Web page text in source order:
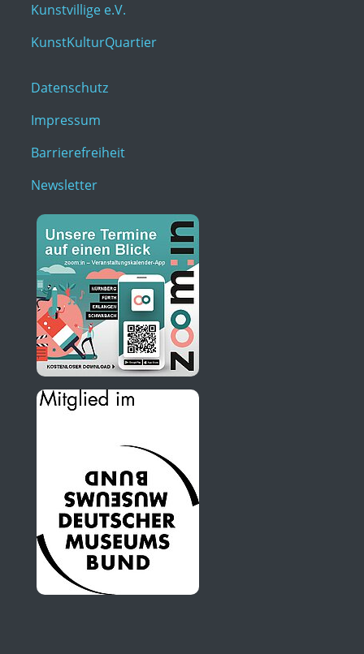
Kunstvillige e.V.
KunstKulturQuartier
Datenschutz
Impressum
Barrierefreiheit
Newsletter